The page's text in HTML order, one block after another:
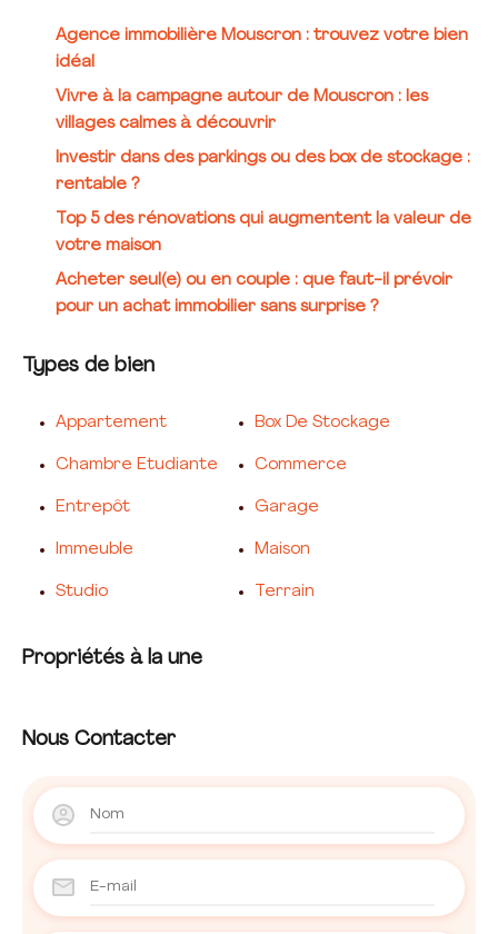
Agence immobilière Mouscron : trouvez votre bien
idéal
Vivre à la campagne autour de Mouscron : les
villages calmes à découvrir
Investir dans des parkings ou des box de stockage :
rentable ?
Top 5 des rénovations qui augmentent la valeur de
votre maison
Acheter seul(e) ou en couple : que faut-il prévoir
pour un achat immobilier sans surprise ?
Types de bien
Appartement Box De Stockage
Chambre Etudiante Commerce
Entrepôt Garage
Immeuble Maison
Studio Terrain
Propriétés à la une
Nous Contacter